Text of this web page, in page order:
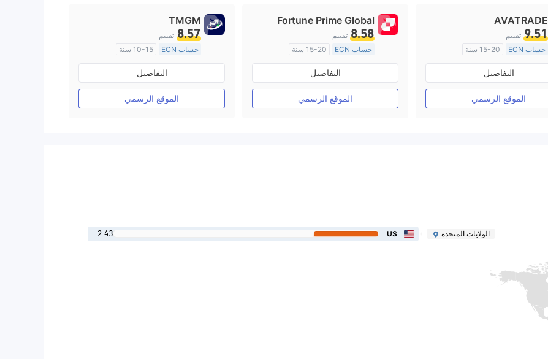
AVATRADE
9.51 تقييم
حساب ECN
15-20 سنة
منظمة في أستراليا
صناعة السوق (MM)
رخصة كاملة ميتاتريدر ٤
التفاصيل
الموقع الرسمي
Fortune Prime Global
8.58 تقييم
حساب ECN
15-20 سنة
منظمة في أستراليا
صناعة السوق (MM)
رخصة كاملة ميتاتريدر ٤
التفاصيل
الموقع الرسمي
TMGM
8.57 تقييم
حساب ECN
10-15 سنة
منظمة في أستراليا
صناعة السوق (MM)
رخصة كاملة ميتاتريدر ٤
التفاصيل
الموقع الرسمي
الولايات المتحدة US
2.43